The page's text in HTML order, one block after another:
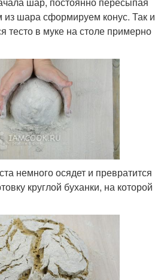
из шара сформируем конус. Так и
тесто в муке на столе примерно
немного осядет и превратится
круглой буханки, на которой